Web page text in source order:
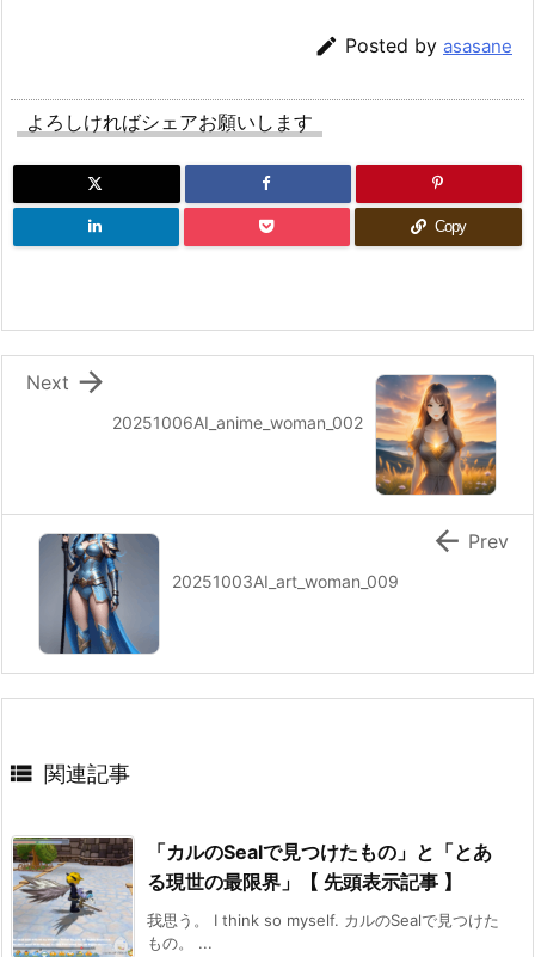
 Posted by asasane
よろしければシェアお願いします
Copy
20251006AI_anime_woman_002

Next
20251003AI_art_woman_009
 Prev
 関連記事
「カルのSealで見つけたもの」と「とあ
る現世の最限界」【 先頭表示記事 】
我思う。 I think so myself. カルのSealで見つけた
もの。 ...